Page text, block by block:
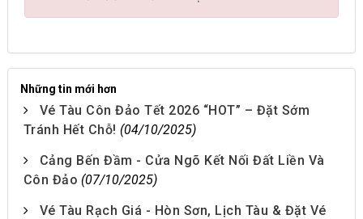
Những tin mới hơn
Vé Tàu Côn Đảo Tết 2026 “HOT” – Đặt Sớm
Tránh Hết Chỗ! (04/10/2025)
Cảng Bến Đầm - Cửa Ngõ Kết Nối Đất Liền Và
Côn Đảo (07/10/2025)
Vé Tàu Rạch Giá - Hòn Sơn, Lịch Tàu & Đặt Vé